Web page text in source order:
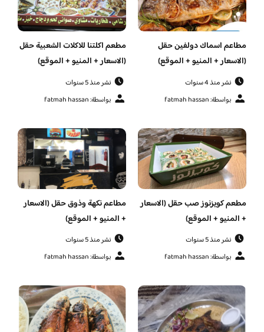
مطاعم اسماك دولفين حقل
(الاسعار + المنيو + الموقع)
نشر منذ 4 سنوات
بواسطة: fatmah hassan
مطعم اكلتنا للاكلات الشعبية حقل
(الاسعار + المنيو + الموقع)
نشر منذ 5 سنوات
بواسطة: fatmah hassan
مطعم كويزنوز صب حقل (الاسعار
+ المنيو + الموقع)
نشر منذ 5 سنوات
بواسطة: fatmah hassan
مطاعم نكهة وذوق حقل (الاسعار
+ المنيو + الموقع)
نشر منذ 5 سنوات
بواسطة: fatmah hassan